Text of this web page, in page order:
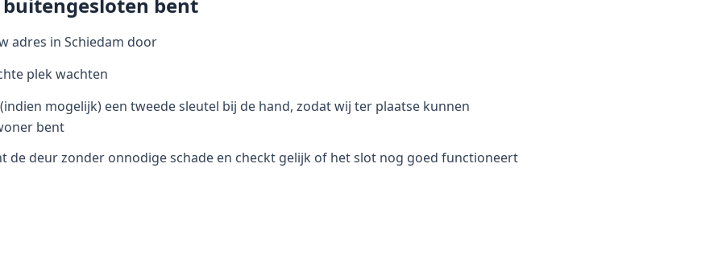
adres in Schiedam door
plek wachten
mogelijk) een tweede sleutel bij de hand, zodat wij ter plaatse kunnen
bent
de deur zonder onnodige schade en checkt gelijk of het slot nog goed functioneert